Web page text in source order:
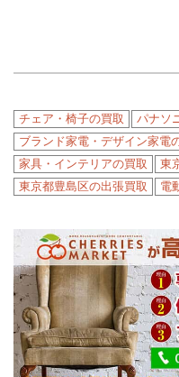
チェア・椅子の買取
パナソ
ブランド家電・デザイン家電
家具・インテリアの買取
東
東京都豊島区の出張買取
電